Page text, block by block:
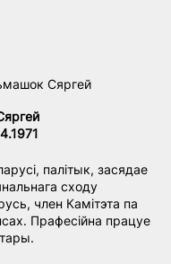
Сяргей
палітык, засядае
сходу
член Камітэта па
Прафесійна працуе